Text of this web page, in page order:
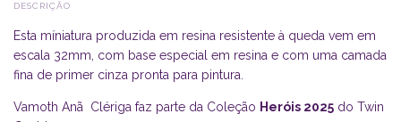
DESCRIÇÃO
Esta míniatura produzida em resina resistente à queda vem em
escala 32mm, com base especial em resina e com uma camada
fina de primer cinza pronta para pintura.
Vamoth Anã Clériga faz parte da Coleção Heróis 2025 do Twin